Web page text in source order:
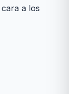
a los